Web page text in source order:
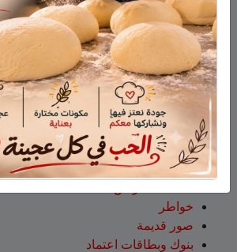
تسلق قمة مون بلان ويقود فريقاً إلى
الغربية
سلمان أبو عوادعلىهل أصبح الزوج
نتخلص منها بعد استعمالها؟
طليع محمودعلى
هل أصبح الزوج أو
نتخلص منها بعد استعمالها؟
صفحات
خواطر
صور قديمة
بنوك وبطاقات اعتماد